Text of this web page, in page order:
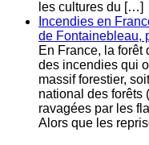
les cultures du […]
Incendies en
de Fontainebleau,
En France, la
des incendies qui
massif forestier,
national des forêts
ravagées par les
Alors que les